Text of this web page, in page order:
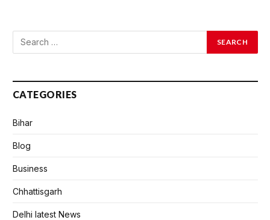
CATEGORIES
Bihar
Blog
Business
Chhattisgarh
Delhi latest News